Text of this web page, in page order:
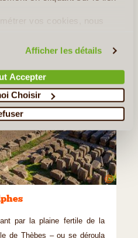
vos cookies, nous
Afficher les détails
Accepter
Choisir
©
par la plaine fertile de la
de Thèbes – ou se déroula